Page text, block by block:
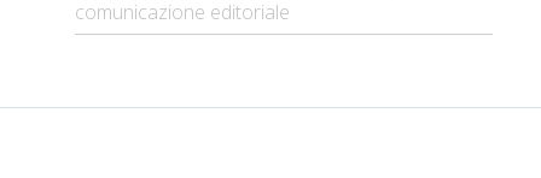
comunicazione editoriale